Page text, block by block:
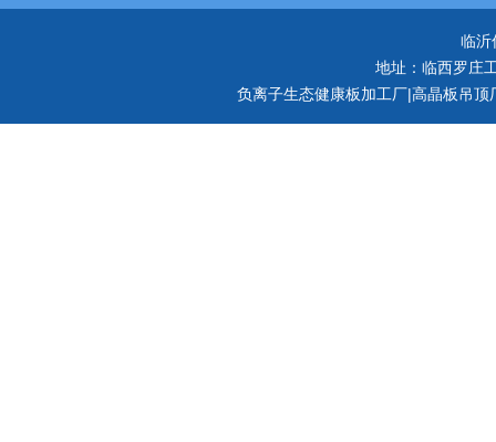
临沂
地址：临西罗庄
负离子生态健康板加工厂|高晶板吊